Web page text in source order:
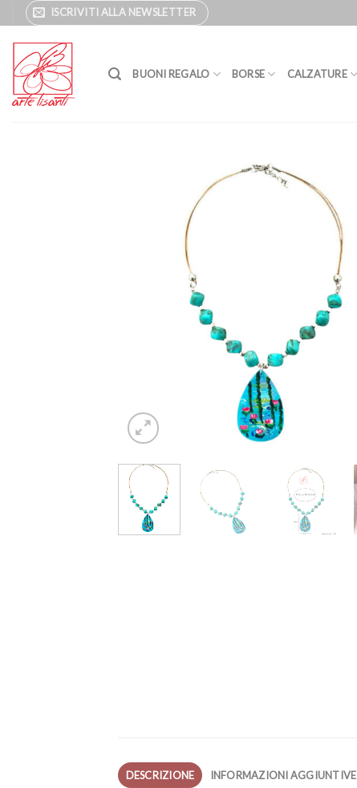
Salta
ai
contenuti
ISCRIVITI ALLA NEWSLETTER
BUONI REGALO BORSE CALZATURE
DESCRIZIONE INFORMAZIONI AGGIUNTIVE